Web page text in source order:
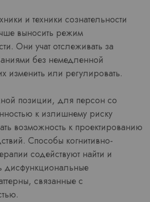
и техники сознательности
выносить режим
Они учат отслеживать за
без немедленной
изменить или регулировать.
позиции, для персон со
к излишнему риску
возможность к проектированию
Способы когнитивно-
содействуют найти и
дисфункциональные
связанные с